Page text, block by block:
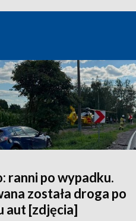
ranni po wypadku.
została droga po
aut [zdjęcia]